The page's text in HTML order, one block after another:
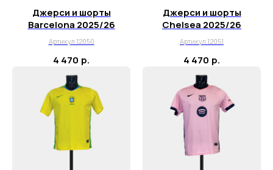
Джерси и шорты
Barcelona 2025/26
Артикул 12050
4 470 р.
Джерси и шорты
Chelsea 2025/26
Артикул 12051
4 470 р.
+7 995 122 30 95
Телефон службы заботы, 10:00 – 22:00
г. Москва, ул. Русаковская, д. 27
г. Краснодар, ул. Восточно-